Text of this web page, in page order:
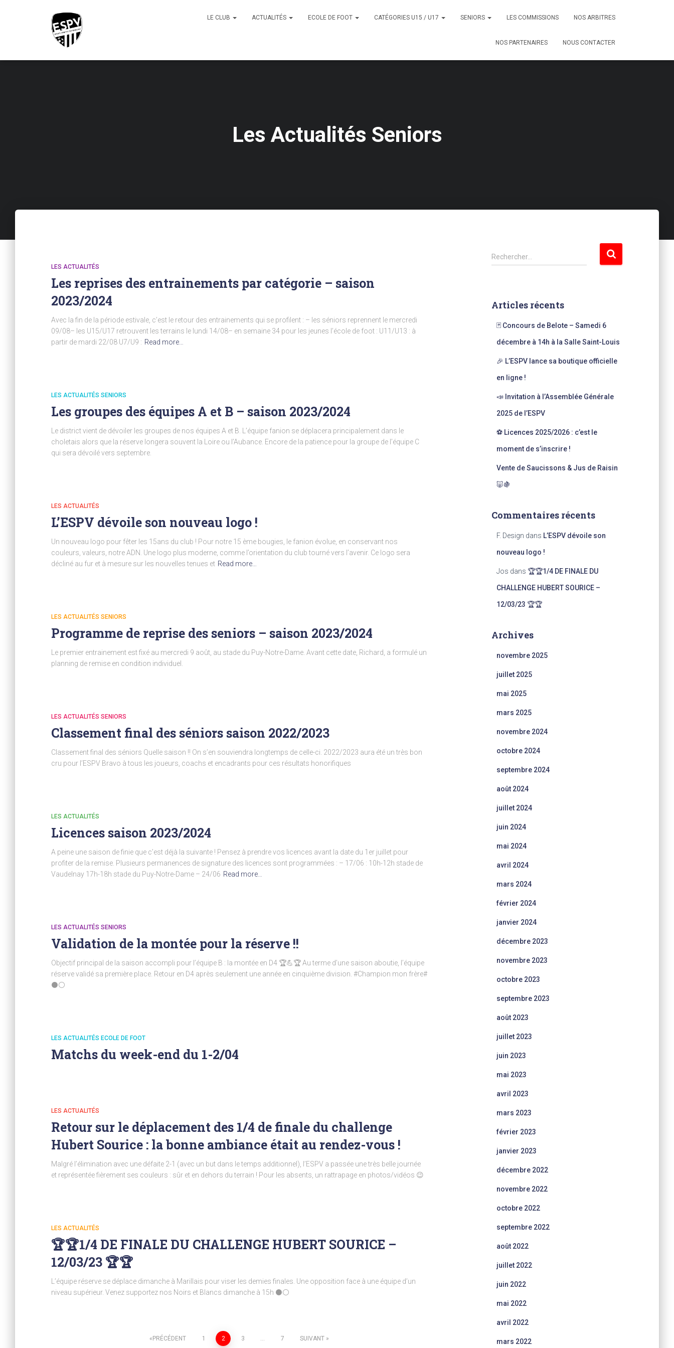
LE CLUB ACTUALITÉS ECOLE DE FOOT CATÉGORIES U15 / U17 SENIORS LES COMMISSIONS NOS ARBITRES
NOS PARTENAIRES NOUS CONTACTER
Les Actualités Seniors
LES ACTUALITÉS
Les reprises des entrainements par catégorie – saison
2023/2024
Avec la fin de la période estivale, c’est le retour des entrainements qui se profilent : – les séniors reprennent le mercredi
09/08– les U15/U17 retrouvent les terrains le lundi 14/08– en semaine 34 pour les jeunes l’école de foot : U11/U13 : à
partir de mardi 22/08 U7/U9 : Read more…
LES ACTUALITÉS SENIORS
Les groupes des équipes A et B – saison 2023/2024
Le district vient de dévoiler les groupes de nos équipes A et B. L’équipe fanion se déplacera principalement dans le
choletais alors que la réserve longera souvent la Loire ou l’Aubance. Encore de la patience pour la groupe de l’équipe C
qui sera dévoilé vers septembre.
LES ACTUALITÉS
L’ESPV dévoile son nouveau logo !
Un nouveau logo pour fêter les 15ans du club ! Pour notre 15 ème bougies, le fanion évolue, en conservant nos
couleurs, valeurs, notre ADN. Une logo plus moderne, comme l’orientation du club tourné vers l’avenir. Ce logo sera
décliné au fur et à mesure sur les nouvelles tenues et Read more…
LES ACTUALITÉS SENIORS
Programme de reprise des seniors – saison 2023/2024
Le premier entrainement est fixé au mercredi 9 août, au stade du Puy-Notre-Dame. Avant cette date, Richard, a formulé un
planning de remise en condition individuel.
LES ACTUALITÉS SENIORS
Classement final des séniors saison 2022/2023
Classement final des séniors Quelle saison !! On s’en souviendra longtemps de celle-ci. 2022/2023 aura été un très bon
cru pour l’ESPV Bravo à tous les joueurs, coachs et encadrants pour ces résultats honorifiques
LES ACTUALITÉS
Licences saison 2023/2024
A peine une saison de finie que c’est déjà la suivante ! Pensez à prendre vos licences avant la date du 1er juillet pour
profiter de la remise. Plusieurs permanences de signature des licences sont programmées : – 17/06 : 10h-12h stade de
Vaudelnay 17h-18h stade du Puy-Notre-Dame – 24/06 Read more…
LES ACTUALITÉS SENIORS
Validation de la montée pour la réserve !!
Objectif principal de la saison accompli pour l’équipe B : la montée en D4 🏆💪🏆 Au terme d’une saison aboutie, l’équipe
réserve validé sa première place. Retour en D4 après seulement une année en cinquième division. #Champion mon frère#
⚫⚪
LES ACTUALITÉS ECOLE DE FOOT
Matchs du week-end du 1-2/04
LES ACTUALITÉS
Retour sur le déplacement des 1/4 de finale du challenge
Hubert Sourice : la bonne ambiance était au rendez-vous !
Malgré l’élimination avec une défaite 2-1 (avec un but dans le temps additionnel), l’ESPV a passée une très belle journée
et représentée fièrement ses couleurs : sûr et en dehors du terrain ! Pour les absents, un rattrapage en photos/vidéos 😉
LES ACTUALITÉS
🏆🏆1/4 DE FINALE DU CHALLENGE HUBERT SOURICE –
12/03/23 🏆🏆
L’équipe réserve se déplace dimanche à Marillais pour viser les demies finales. Une opposition face à une équipe d’un
niveau supérieur. Venez supportez nos Noirs et Blancs dimanche à 15h ⚫️⚪️
PRÉCÉDENT 1 2 3 … 7 SUIVANT
R
e
r
Rechercher…
Articles récents
🃏 Concours de Belote – Samedi 6
décembre à 14h à la Salle Saint-Louis
🎉 L’ESPV lance sa boutique officielle
en ligne !
📣 Invitation à l’Assemblée Générale
2025 de l’ESPV
⚽ Licences 2025/2026 : c’est le
moment de s’inscrire !
Vente de Saucissons & Jus de Raisin
🐷🍇
Commentaires récents
F. Design dans L’ESPV dévoile son
nouveau logo !
Jos dans 🏆🏆1/4 DE FINALE DU
CHALLENGE HUBERT SOURICE –
12/03/23 🏆🏆
Archives
novembre 2025
juillet 2025
mai 2025
mars 2025
novembre 2024
octobre 2024
septembre 2024
août 2024
juillet 2024
juin 2024
mai 2024
avril 2024
mars 2024
février 2024
janvier 2024
décembre 2023
novembre 2023
octobre 2023
septembre 2023
août 2023
juillet 2023
juin 2023
mai 2023
avril 2023
mars 2023
février 2023
janvier 2023
décembre 2022
novembre 2022
octobre 2022
septembre 2022
août 2022
juillet 2022
juin 2022
mai 2022
avril 2022
mars 2022